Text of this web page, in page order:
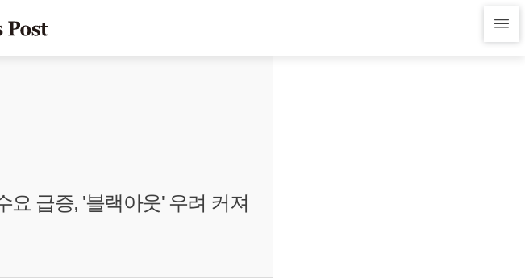
요 급증, '블랙아웃' 우려 커져